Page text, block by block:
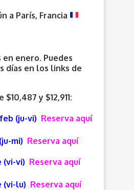
a París, Francia
en enero. Puedes
días en los links de
y $12,911:
feb (ju-vi) Reserva aquí
mi) Reserva aquí
(vi-vi) Reserva aquí
(vi-lu) Reserva aquí